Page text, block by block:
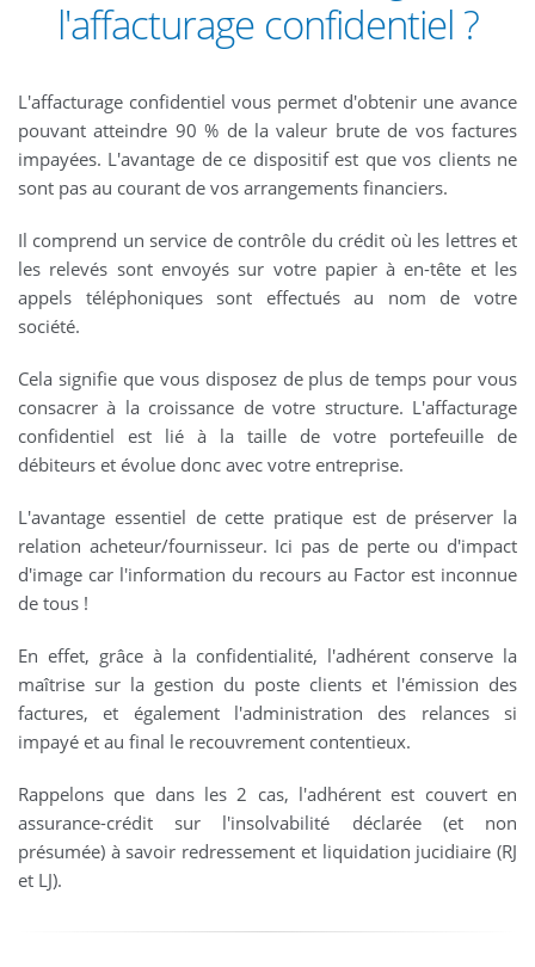
l'affacturage confidentiel ?
L'affacturage confidentiel vous permet d'obtenir une avance
pouvant atteindre 90 % de la valeur brute de vos factures
impayées. L'avantage de ce dispositif est que vos clients ne
sont pas au courant de vos arrangements financiers.
Il comprend un service de contrôle du crédit où les lettres et
les relevés sont envoyés sur votre papier à en-tête et les
appels téléphoniques sont effectués au nom de votre
société.
Cela signifie que vous disposez de plus de temps pour vous
consacrer à la croissance de votre structure. L'affacturage
confidentiel est lié à la taille de votre portefeuille de
débiteurs et évolue donc avec votre entreprise.
L'avantage essentiel de cette pratique est de préserver la
relation acheteur/fournisseur. Ici pas de perte ou d'impact
d'image car l'information du recours au Factor est inconnue
de tous !
En effet, grâce à la confidentialité, l'adhérent conserve la
maîtrise sur la gestion du poste clients et l'émission des
factures, et également l'administration des relances si
impayé et au final le recouvrement contentieux.
Rappelons que dans les 2 cas, l'adhérent est couvert en
assurance-crédit sur l'insolvabilité déclarée (et non
présumée) à savoir redressement et liquidation jucidiaire (RJ
et LJ).